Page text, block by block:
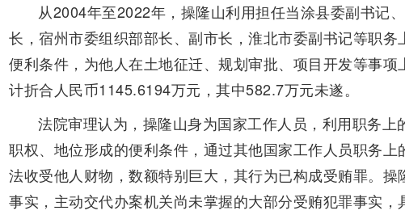
从2004年至2022年，操隆山利用担任当涂县委副书记
长，宿州市委组织部部长、副市长，淮北市委副书记等职
便利条件，为他人在土地征迁、规划审批、项目开发等事
计折合人民币1145.6194万元，其中582.7万元未遂。
法院审理认为，操隆山身为国家工作人员，利用职务上
职权、地位形成的便利条件，通过其他国家工作人员职务
法收受他人财物，数额特别巨大，其行为已构成受贿罪。
事实，主动交代办案机关尚未掌握的大部分受贿犯罪事实